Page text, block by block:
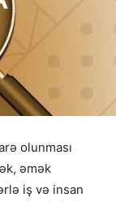
olunması
əmək
iş və insan